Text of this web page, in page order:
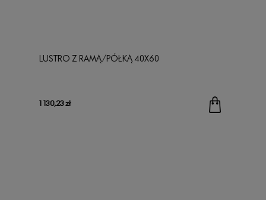
LUSTRO Z RAMĄ/PÓŁKĄ 40X60
1 130,23 zł